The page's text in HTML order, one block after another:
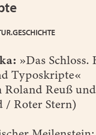
»Das
Typoskripte«
Roland Reuß
/ Roter Stern)